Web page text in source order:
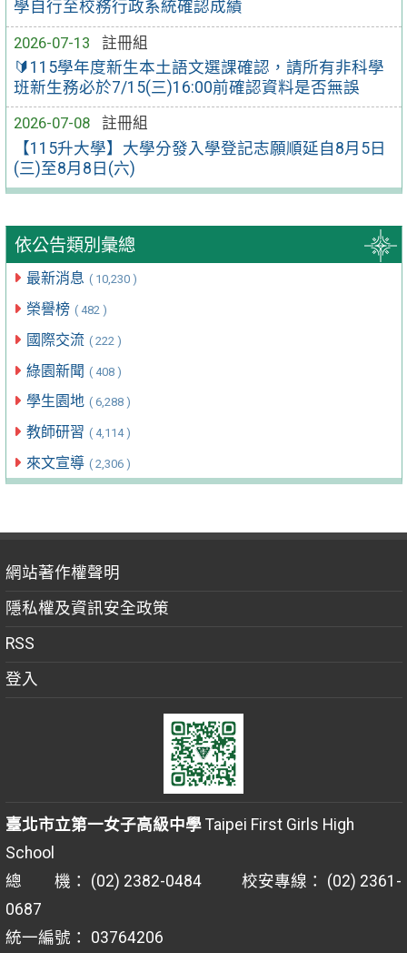
學自行至校務行政系統確認成績
2026-07-13
註冊組
🔰115學年度新生本土語文選課確認，請所有非科學
班新生務必於7/15(三)16:00前確認資料是否無誤
2026-07-08
註冊組
【115升大學】大學分發入學登記志願順延自8月5日
(三)至8月8日(六)
依公告類別彙總
最新消息 ( 10,230 )
榮譽榜 ( 482 )
國際交流 ( 222 )
綠園新聞 ( 408 )
學生園地 ( 6,288 )
教師研習 ( 4,114 )
來文宣導 ( 2,306 )
網站著作權聲明
隱私權及資訊安全政策
RSS
登入
臺北市立第一女子高級中學Taipei First Girls High
School
總 機： (02) 2382-0484 校安專線： (02) 2361-
0687
統一編號： 03764206